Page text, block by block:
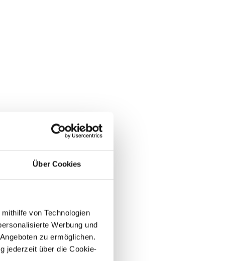
Über Cookies
von Technologien
Werbung und
zu ermöglichen.
jederzeit über die Cookie-